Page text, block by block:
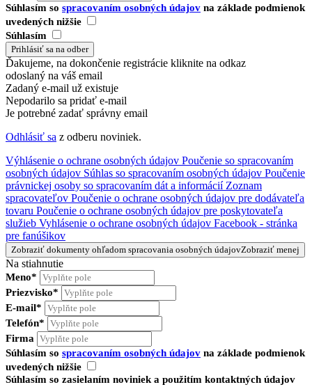
Súhlasím so spracovaním osobných údajov na základe podmienok
uvedených nižšie
Súhlasím
Ďakujeme, na dokončenie registrácie kliknite na odkaz
odoslaný na váš email
Zadaný e-mail už existuje
Nepodarilo sa pridať e-mail
Je potrebné zadať správny email
Odhlásiť sa z odberu noviniek.
Výhlásenie o ochrane osobných údajov Poučenie so spracovaním
osobných údajov Súhlas so spracovaním osobných údajov Poučenie
právnickej osoby so spracovaním dát a informácií Zoznam
spracovateľov Poučenie o ochrane osobných údajov pre dodávateľa
tovaru Poučenie o ochrane osobných údajov pre poskytovateľa
služieb Vyhlásenie o ochrane osobných údajov Facebook - stránka
pre fanúšikov
Zobraziť dokumenty ohľadom spracovania osobných údajovZobraziť menej
Na stiahnutie
Meno*
Priezvisko*
E-mail*
Telefón*
Firma
Súhlasím so spracovaním osobných údajov na základe podmienok
uvedených nižšie
Súhlasím so zasielaním noviniek a použitím kontaktných údajov